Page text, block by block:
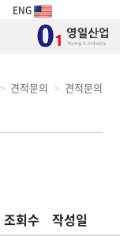
ENG
견적문의 견적문의
조회수
작성일